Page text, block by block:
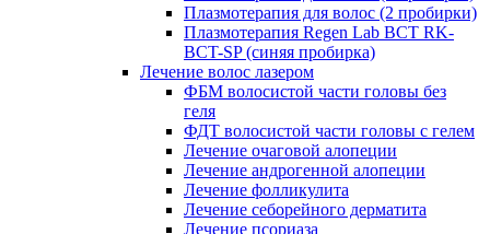
Плазмотерапия для волос (2 пробирки)
Плазмотерапия Regen Lab BCT RK-
BCT-SP (синяя пробирка)
Лечение волос лазером
ФБМ волосистой части головы без
геля
ФДТ волосистой части головы с гелем
Лечение очаговой алопеции
Лечение андрогенной алопеции
Лечение фолликулита
Лечение себорейного дерматита
Лечение псориаза